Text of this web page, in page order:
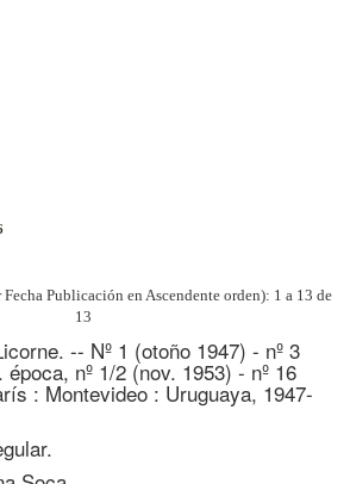
Publicación en Ascendente orden): 1 a 13 de
13
-- Nº 1 (otoño 1947) - nº 3
nº 1/2 (nov. 1953) - nº 16
: Montevideo : Uruguaya, 1947-